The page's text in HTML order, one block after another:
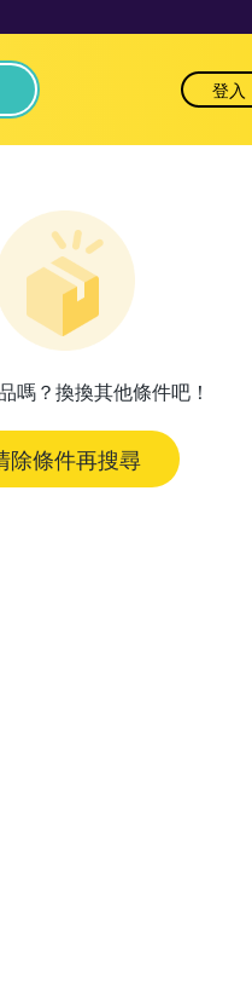
登入
嗎？換換其他條件吧！
除條件再搜尋